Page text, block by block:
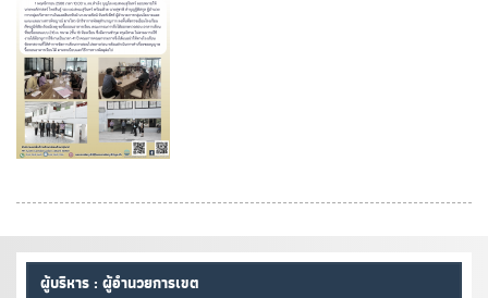
ผู้บริหาร : ผู้อำนวยการเขต